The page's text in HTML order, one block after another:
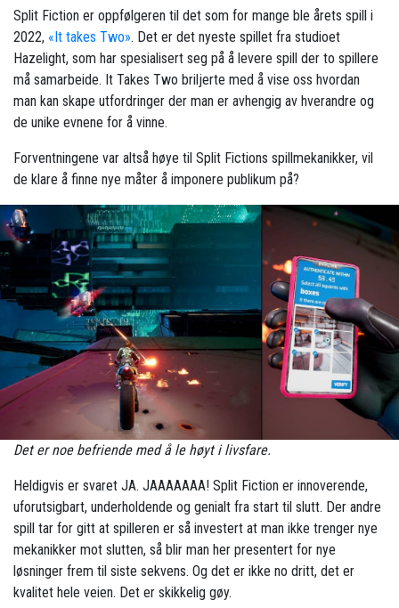
Split Fiction er oppfølgeren til det som for mange ble årets spill i
2022, «It takes Two». Det er det nyeste spillet fra studioet
Hazelight, som har spesialisert seg på å levere spill der to spillere
må samarbeide. It Takes Two briljerte med å vise oss hvordan
man kan skape utfordringer der man er avhengig av hverandre og
de unike evnene for å vinne.
Forventningene var altså høye til Split Fictions spillmekanikker, vil
de klare å finne nye måter å imponere publikum på?
Det er noe befriende med å le høyt i livsfare.
Heldigvis er svaret JA. JAAAAAAA! Split Fiction er innoverende,
uforutsigbart, underholdende og genialt fra start til slutt. Der andre
spill tar for gitt at spilleren er så investert at man ikke trenger nye
mekanikker mot slutten, så blir man her presentert for nye
løsninger frem til siste sekvens. Og det er ikke no dritt, det er
kvalitet hele veien. Det er skikkelig gøy.